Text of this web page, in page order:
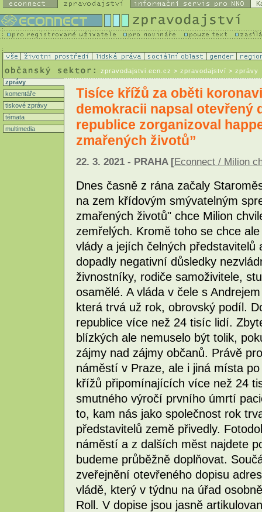
zpravodajstvi.ecn.cz > zpravodajství > zprávy
zprávy
komentáře
tiskové zprávy
témata
multimedia
Tisíce křížů za oběti
demokracii napsal otevřený
republice zorganizoval
zmařených životů”
22. 3. 2021 - PRAHA [Econnect / Milion
Dnes časně z rána začaly
na zem křídovým smývatelným
zmařených životů" chce Milion
zemřelých. Kromě toho se chce
vlády a jejích čelných představitelů
dopadly negativní důsledky
živnostníky, rodiče samoživitele,
osamělé. A vláda v čele s
která trvá už rok, obrovský podíl.
republice více než 24 tisíc lidí.
blízkých ale nemuselo být tolik,
zájmy nad zájmy občanů. Právě
náměstí v Praze, ale i jiná místa
křížů připomínajících více než 24
smutného výročí prvního úmrtí
to, kam nás jako společnost rok
představitelů země přivedly.
náměstí a z dalších měst najdete
budeme průběžně doplňovat.
zveřejnění otevřeného dopisu
vládě, který v týdnu na úřad
Roll. V dopise jsou jasně